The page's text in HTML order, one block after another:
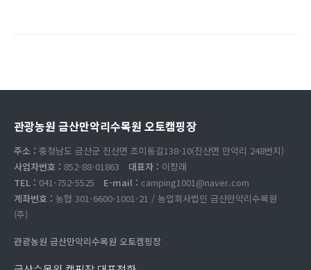
관광농원 금산만악리수목원 오토캠핑장
주소 : 충청남도 금산군 진산면 초미동길138-10(진산면 만악리 248번지)
사업자번호 : 852-88-01863 대표자 : 이창래
TEL : 041-752-5525 E-mail : camping1001@naver.com
계좌번호 : 농협 301-6600-1001-21 / 농업회사법인 금산만악리수목원
(주)
관광농원 금산만악리수목원 오토캠핑장